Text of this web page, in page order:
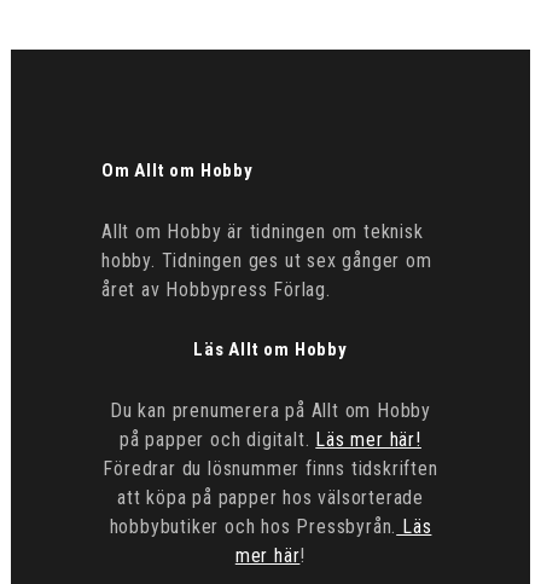
Om Allt om Hobby
Allt om Hobby är tidningen om teknisk
hobby. Tidningen ges ut sex gånger om
året av Hobbypress Förlag.
Läs Allt om Hobby
Du kan prenumerera på Allt om Hobby
på papper och digitalt. Läs mer här!
Föredrar du lösnummer finns tidskriften
att köpa på papper hos välsorterade
hobbybutiker och hos Pressbyrån. Läs
mer här!